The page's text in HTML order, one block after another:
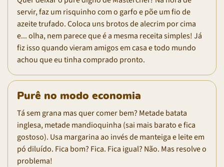
servir, faz um risquinho com o garfo e põe um fio de
azeite trufado. Coloca uns brotos de alecrim por cima
e... olha, nem parece que é a mesma receita simples! Já
fiz isso quando vieram amigos em casa e todo mundo
achou que eu tinha comprado pronto.
Purê no modo economia
Tá sem grana mas quer comer bem? Metade batata
inglesa, metade mandioquinha (sai mais barato e fica
gostoso). Usa margarina ao invés de manteiga e leite em
pó diluído. Fica bom? Fica. Fica igual? Não. Mas resolve o
problema!